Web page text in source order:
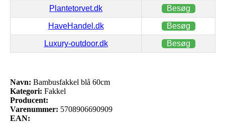
Plantetorvet.dk Besøg
HaveHandel.dk Besøg
Luxury-outdoor.dk Besøg
Navn: Bambusfakkel blå 60cm
Kategori: Fakkel
Producent:
Varenummer: 5708906690909
EAN: